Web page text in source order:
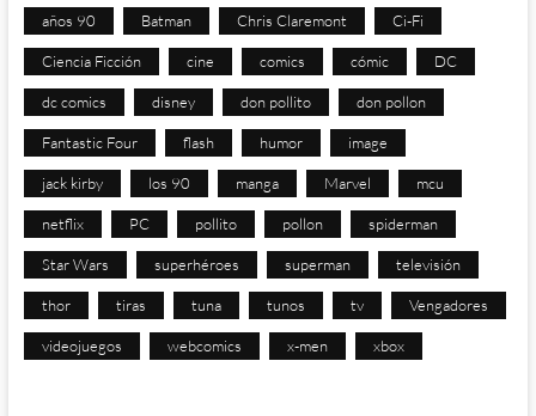
años 90 Batman Chris Claremont Ci-Fi
Ciencia Ficción cine comics cómic DC
dc comics disney don pollito don pollon
Fantastic Four flash humor image
jack kirby los 90 manga Marvel mcu
netflix PC pollito pollon spiderman
Star Wars superhéroes superman televisión
thor tiras tuna tunos tv Vengadores
videojuegos webcomics x-men xbox